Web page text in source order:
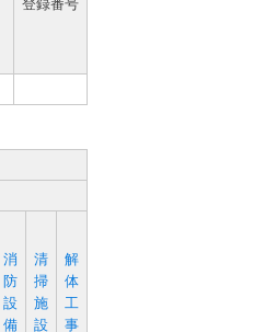
登録番号
消
防
設
備
清
掃
施
設
解
体
工
事